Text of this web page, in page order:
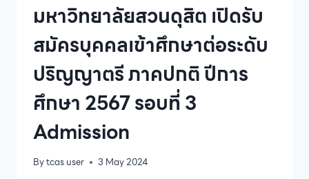
มหาวิทยาลัยสวนดุสิต เปิดรับ
สมัครบุคคลเข้าศึกษาต่อระดับ
ปริญญาตรี ภาคปกติ ปีการ
ศึกษา 2567 รอบที่ 3
Admission
Bytcas user 3 May 2024